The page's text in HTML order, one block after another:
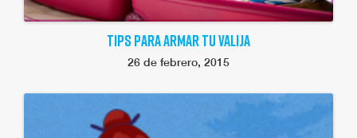
TIPS PARA ARMAR TU VALIJA
26 de febrero, 2015